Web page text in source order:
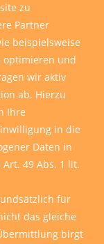
zu
Partner
beispielsweise
optimieren und
wir aktiv
ab. Hierzu
Ihre
in die
Daten in
49 Abs. 1 lit.
für
das gleiche
birgt